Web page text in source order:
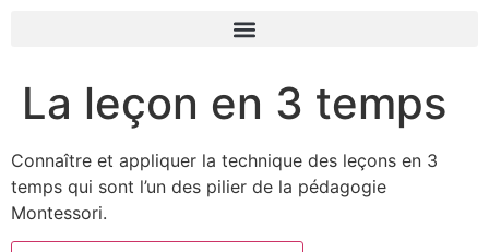
La leçon en 3 temps
Connaître et appliquer la technique des leçons en 3
temps qui sont l’un des pilier de la pédagogie
Montessori.